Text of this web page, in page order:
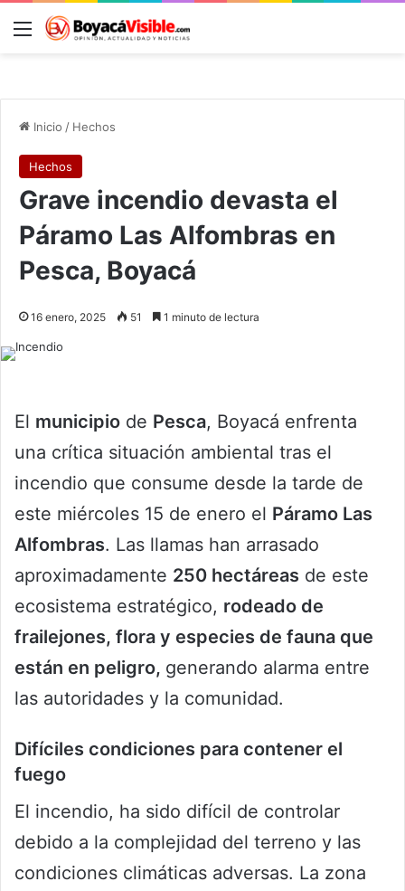
Menú
Inicio / Hechos
Hechos
Grave incendio devasta el
Páramo Las Alfombras en
Pesca, Boyacá
16 enero, 2025 51 1 minuto de lectura
El municipio de Pesca, Boyacá enfrenta
una crítica situación ambiental tras el
incendio que consume desde la tarde de
este miércoles 15 de enero el Páramo Las
Alfombras. Las llamas han arrasado
aproximadamente 250 hectáreas de este
ecosistema estratégico, rodeado de
frailejones, flora y especies de fauna que
están en peligro, generando alarma entre
las autoridades y la comunidad.
Difíciles condiciones para contener el
fuego
El incendio, ha sido difícil de controlar
debido a la complejidad del terreno y las
condiciones climáticas adversas. La zona